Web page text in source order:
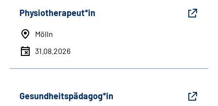
Physiotherapeut*in
Mölln
31.08.2026
Gesundheitspädagog*in